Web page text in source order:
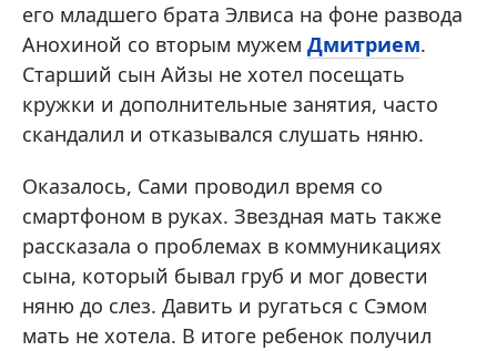
его младшего брата Элвиса на фоне развода
Анохиной со вторым мужем Дмитрием.
Старший сын Айзы не хотел посещать
кружки и дополнительные занятия, часто
скандалил и отказывался слушать няню.
Оказалось, Сами проводил время со
смартфоном в руках. Звездная мать также
рассказала о проблемах в коммуникациях
сына, который бывал груб и мог довести
няню до слез. Давить и ругаться с Сэмом
мать не хотела. В итоге ребенок получил